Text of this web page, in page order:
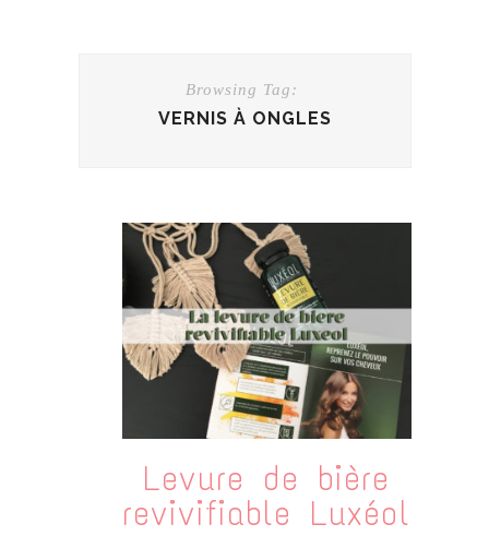
Browsing Tag:
VERNIS À ONGLES
Levure de bière
revivifiable Luxéol